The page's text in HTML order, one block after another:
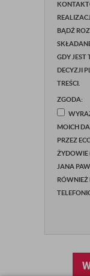
BĄDŹ
GDY JEST
DECYZJI
TREŚCI.
ZGODA:
MOICH
PRZEZ
ŻYDOWIE
JANA